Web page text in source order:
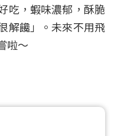
吃，蝦味濃郁，酥脆
解饞」。未來不用飛
啦～